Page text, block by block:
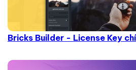
Bricks Builder - License Key